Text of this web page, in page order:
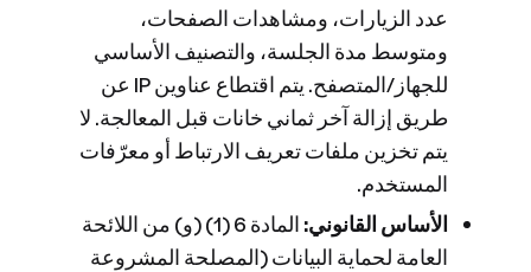
عدد الزيارات، ومشاهدات الصفحات،
ومتوسط مدة الجلسة، والتصنيف الأساسي
للجهاز/المتصفح. يتم اقتطاع عناوين IP عن
طريق إزالة آخر ثماني خانات قبل المعالجة. لا
يتم تخزين ملفات تعريف الارتباط أو معرّفات
المستخدم.
الأساس القانوني:
المادة 6 (1) (و) من اللائحة
العامة لحماية البيانات (المصلحة المشروعة